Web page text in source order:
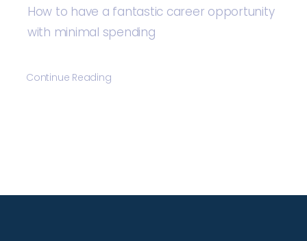
How to have a fantastic career opportunity
with minimal spending
Continue Reading